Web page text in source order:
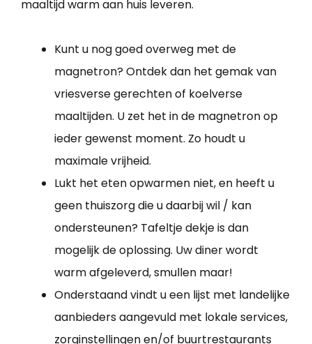
maaltijd warm aan huis leveren.
Kunt u nog goed overweg met de
magnetron? Ontdek dan het gemak van
vriesverse gerechten of koelverse
maaltijden. U zet het in de magnetron op
ieder gewenst moment. Zo houdt u
maximale vrijheid.
Lukt het eten opwarmen niet, en heeft u
geen thuiszorg die u daarbij wil / kan
ondersteunen? Tafeltje dekje is dan
mogelijk de oplossing. Uw diner wordt
warm afgeleverd, smullen maar!
Onderstaand vindt u een lijst met landelijke
aanbieders aangevuld met lokale services,
zorginstellingen en/of buurtrestaurants